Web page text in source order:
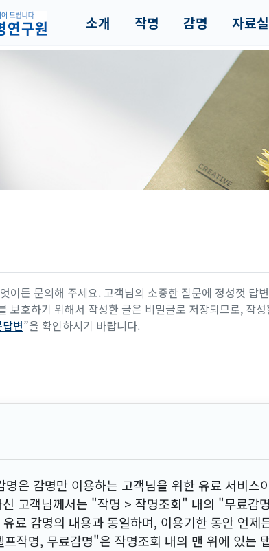
소개 작명 감명 자료실
이든 문의해 주세요. 고객님의 소중한 질문에 정성껏 답
보호하기 위해서 작성한 글은 비밀글로 저장되므로, 작
변”을 확인하시기 바랍니다.
명은 감명만 이용하는 고객님을 위한 유료 서비스
고객님께서는 "작명 > 작명조회" 내의 "무료감
료 감명의 내용과 동일하며, 이용기한 동안 언제
작명, 무료감명"은 작명조회 내의 맨 위에 있는